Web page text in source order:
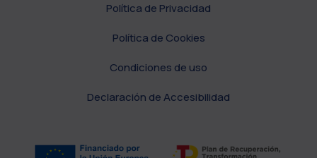
Política de Privacidad
Política de Cookies
Condiciones de uso
Declaración de Accesibilidad